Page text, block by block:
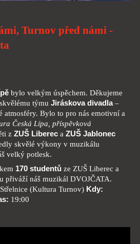
Turnov před námi -
bylo velkým úspěchem. Děkujeme
týmuJiráskova divadla–
atmosféry. Bylo to pro nás emotivní a
Česká Lípa, příspěvková
zZUŠ Liberec aZUŠ Jablonec
skvělé výkony v muzikálu
velký potlesk.
170 studentů ze ZUŠ Liberec a
přiváží náš muzikál DVOJČATA.
(Kultura Turnov) Kdy:
19:00